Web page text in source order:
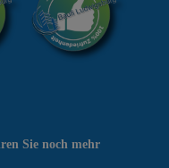
Sie noch mehr